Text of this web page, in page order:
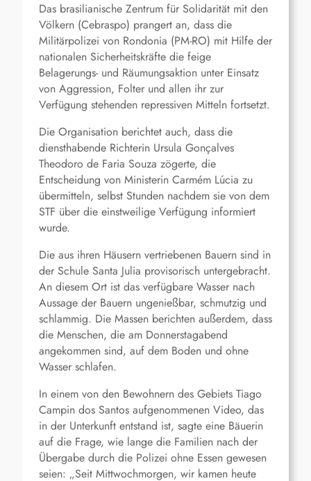
Das brasilianische Zentrum für Solidarität mit den
Völkern (Cebraspo) prangert an, dass die
Militärpolizei von Rondonia (PM-RO) mit Hilfe der
nationalen Sicherheitskräfte die feige
Belagerungs- und Räumungsaktion unter Einsatz
von Aggression, Folter und allen ihr zur
Verfügung stehenden repressiven Mitteln fortsetzt.
Die Organisation berichtet auch, dass die
diensthabende Richterin Ursula Gonçalves
Theodoro de Faria Souza zögerte, die
Entscheidung von Ministerin Carmém Lúcia zu
übermitteln, selbst Stunden nachdem sie von dem
STF über die einstweilige Verfügung informiert
wurde.
Die aus ihren Häusern vertriebenen Bauern sind in
der Schule Santa Julia provisorisch untergebracht.
An diesem Ort ist das verfügbare Wasser nach
Aussage der Bauern ungenießbar, schmutzig und
schlammig. Die Massen berichten außerdem, dass
die Menschen, die am Donnerstagabend
angekommen sind, auf dem Boden und ohne
Wasser schlafen.
In einem von den Bewohnern des Gebiets Tiago
Campin dos Santos aufgenommenen Video, das
in der Unterkunft entstand ist, sagte eine Bäuerin
auf die Frage, wie lange die Familien nach der
Übergabe durch die Polizei ohne Essen gewesen
seien: „Seit Mittwochmorgen, wir kamen heute